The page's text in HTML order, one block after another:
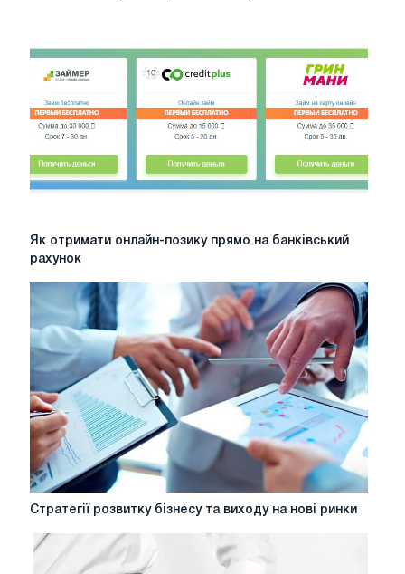
Як
прямо
на
банківський
рахунок
Як отримати онлайн-позику прямо на банківський
рахунок
Стратегії
бізнесу
Стратегії розвитку бізнесу та виходу на нові ринки